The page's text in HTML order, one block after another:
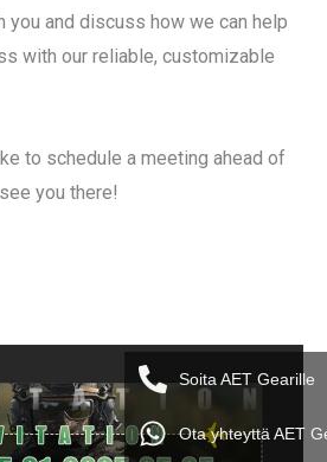
you and discuss how we can help
with our reliable, customizable
to schedule a meeting ahead of
you there!
Soita AET Gearille
Ota yhteyttä AET